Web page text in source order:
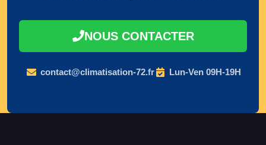
NOUS CONTACTER
contact@climatisation-72.fr Lun-Ven 09H-19H